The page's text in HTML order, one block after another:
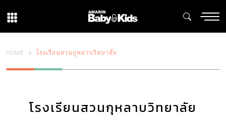
HOME โรงเรียนสวนกุหลาบวิทยาลัย
โรงเรียนสวนกุหลาบวิทยาลัย